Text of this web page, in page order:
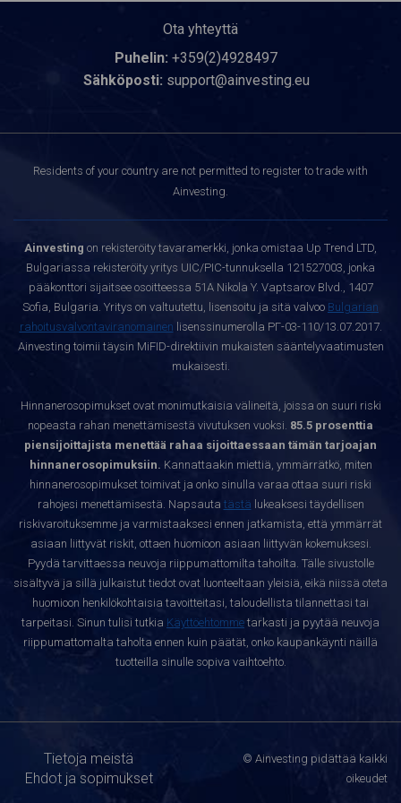
Ota yhteyttä
Puhelin: +359(2)4928497
Sähköposti: support@ainvesting.eu
Residents of your country are not permitted to register to trade with
Ainvesting.
Ainvesting on rekisteröity tavaramerkki, jonka omistaa Up Trend LTD,
Bulgariassa rekisteröity yritys UIC/PIC-tunnuksella 121527003, jonka
pääkonttori sijaitsee osoitteessa 51A Nikola Y. Vaptsarov Blvd., 1407
Sofia, Bulgaria. Yritys on valtuutettu, lisensoitu ja sitä valvoo Bulgarian
rahoitusvalvontaviranomainen lisenssinumerolla РГ-03-110/13.07.2017.
Ainvesting toimii täysin MiFID-direktiivin mukaisten sääntelyvaatimusten
mukaisesti.
Hinnanerosopimukset ovat monimutkaisia välineitä, joissa on suuri riski
nopeasta rahan menettämisestä vivutuksen vuoksi. 85.5 prosenttia
piensijoittajista menettää rahaa sijoittaessaan tämän tarjoajan
hinnanerosopimuksiin. Kannattaakin miettiä, ymmärrätkö, miten
hinnanerosopimukset toimivat ja onko sinulla varaa ottaa suuri riski
rahojesi menettämisestä. Napsauta tästä lukeaksesi täydellisen
riskivaroituksemme ja varmistaaksesi ennen jatkamista, että ymmärrät
asiaan liittyvät riskit, ottaen huomioon asiaan liittyvän kokemuksesi.
Pyydä tarvittaessa neuvoja riippumattomilta tahoilta. Tälle sivustolle
sisältyvä ja sillä julkaistut tiedot ovat luonteeltaan yleisiä, eikä niissä oteta
huomioon henkilökohtaisia tavoitteitasi, taloudellista tilannettasi tai
tarpeitasi. Sinun tulisi tutkia Käyttöehtomme tarkasti ja pyytää neuvoja
riippumattomalta taholta ennen kuin päätät, onko kaupankäynti näillä
tuotteilla sinulle sopiva vaihtoehto.
Tietoja meistä
Ehdot ja sopimukset
© Ainvesting pidättää kaikki
oikeudet